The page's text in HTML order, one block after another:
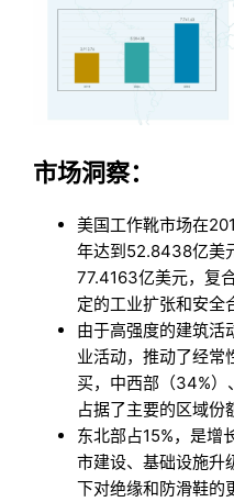
市场洞察：
美国工作靴市场在
年达到52.8438亿美
77.4163亿美元，复
定的工业扩张和安全
由于高强度的建筑活
业活动，推动了经常
买，中西部（34%）
占据了主要的区域份
东北部占15%，是增
市建设、基础设施升
下对绝缘和防滑鞋的